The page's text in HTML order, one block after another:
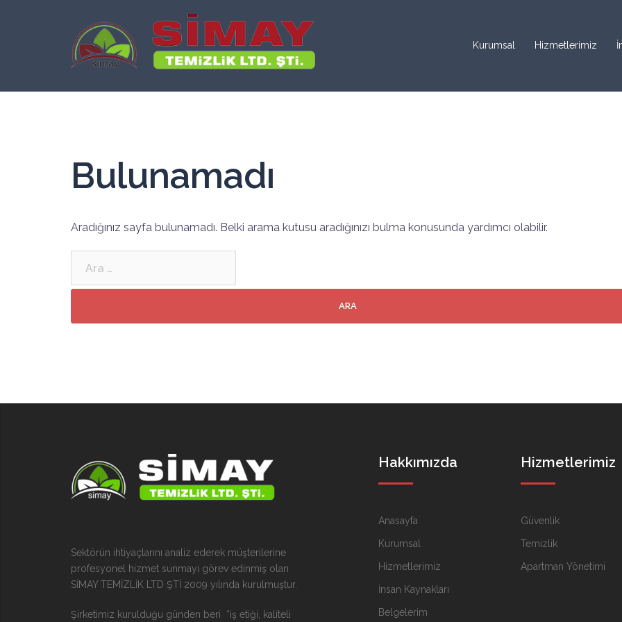
Kurumsal Hizmetlerimiz
Bulunamadı
Aradığınız sayfa bulunamadı. Belki arama kutusu aradığınızı bulma konusunda yardımcı olabilir.
Sektörün ihtiyaçlarını analiz ederek müşterilerine
profesyonel hizmet sunmayı görev edinmiş olan
SİMAY TEMİZLİK LTD ŞTİ 2009 yılında kurulmuştur.
Şirketimiz kurulduğu günden beri “iş etiği, kaliteli
Hakkımızda
Anasayfa
Kurumsal
Hizmetlerimiz
İnsan Kaynakları
Belgelerim
Hizmetlerimiz
Güvenlik
Temizlik
Apartman Yönetimi